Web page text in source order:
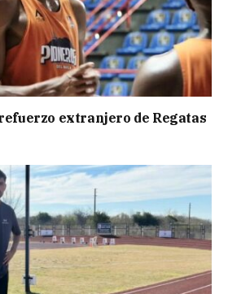
extranjero de Regatas